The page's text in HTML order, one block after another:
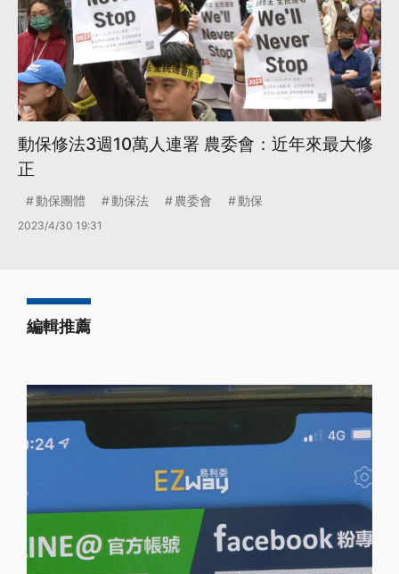
動保修法3週10萬人連署 農委會：近年來最大修
正
動保團體 動保法 農委會 動保
2023/4/30 19:31
編輯推薦